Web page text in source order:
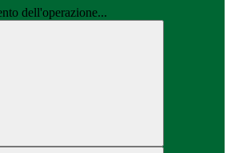
dell'operazione...